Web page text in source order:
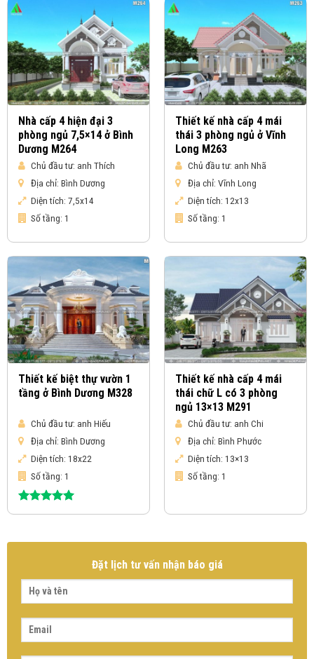
Nhà cấp 4 hiện đại 3
phòng ngủ 7,5×14 ở Bình
Dương M264
Chủ đầu tư: anh Thích
Địa chỉ: Bình Dương
Diện tích: 7,5x14
Số tầng: 1
Thiết kế nhà cấp 4 mái
thái 3 phòng ngủ ở Vĩnh
Long M263
Chủ đầu tư: anh Nhã
Địa chỉ: Vĩnh Long
Diện tích: 12x13
Số tầng: 1
Thiết kế biệt thự vườn 1
tầng ở Bình Dương M328
Chủ đầu tư: anh Hiếu
Địa chỉ: Bình Dương
Diện tích: 18x22
Số tầng: 1
Được xếp
Thiết kế nhà cấp 4 mái
thái chữ L có 3 phòng
ngủ 13×13 M291
Chủ đầu tư: anh Chi
Địa chỉ: Bình Phước
Diện tích: 13×13
Số tầng: 1
Đặt lịch tư vấn nhận báo giá